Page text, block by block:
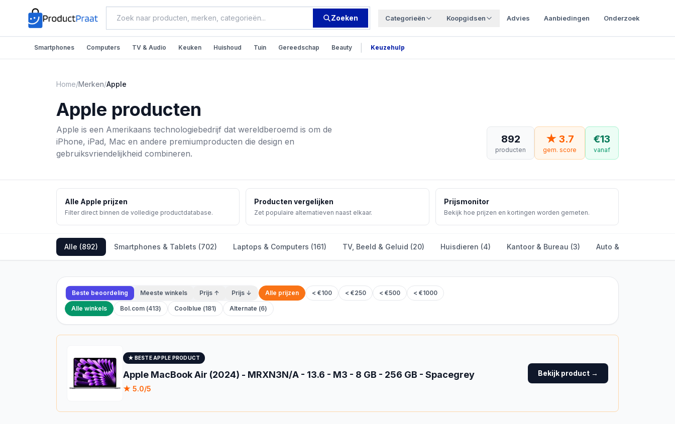
Zoeken Categorieën Koopgidsen Advies Aanbiedingen Onderzoek
Smartphones Computers TV & Audio Keuken Huishoud Tuin Gereedschap Beauty Keuzehulp
Home/Merken/Apple
Apple producten
Apple is een Amerikaans technologiebedrijf dat wereldberoemd is om de
iPhone, iPad, Mac en andere premiumproducten die design en
gebruiksvriendelijkheid combineren.
892
producten
★ 3.7
gem. score
€13
vanaf
Alle Apple prijzen
Filter direct binnen de volledige productdatabase.
Producten vergelijken
Zet populaire alternatieven naast elkaar.
Prijsmonitor
Bekijk hoe prijzen en kortingen worden gemeten.
Alle (892) Smartphones & Tablets (702) Laptops & Computers (161) TV, Beeld & Geluid (20) Huisdieren (4) Kantoor & Bureau (3) Auto & Fiets
Beste beoordeling Meeste winkels Prijs ↑ Prijs ↓ Alle prijzen < €100 < €250 < €500 < €1000
Alle winkels Bol.com (413) Coolblue (181) Alternate (6)
★ BESTE APPLE PRODUCT
Apple MacBook Air (2024) - MRXN3N/A - 13.6 - M3 - 8 GB - 256 GB - Spacegrey
★ 5.0/5
Bekijk product →